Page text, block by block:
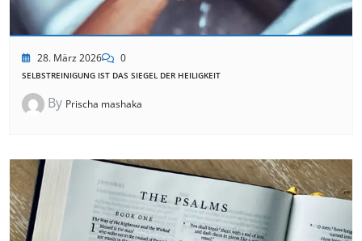
28. März 2026 0
SELBSTREINIGUNG IST DAS SIEGEL DER HEILIGKEIT
By Prischa mashaka